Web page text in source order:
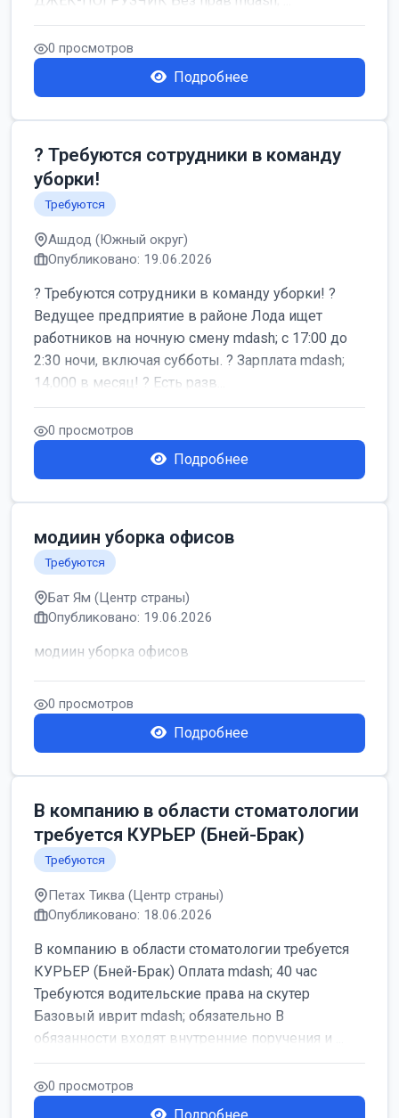
0 просмотров
Подробнее
? Требуются сотрудники в команду
уборки!
Требуются
Ашдод (Южный округ)
Опубликовано: 19.06.2026
? Требуются сотрудники в команду уборки! ?
Ведущее предприятие в районе Лода ищет
работников на ночную смену mdash; с 17:00 до
2:30 ночи, включая субботы. ? Зарплата mdash;
14,000 в месяц! ? Есть разв...
0 просмотров
Подробнее
модиин уборка офисов
Требуются
Бат Ям (Центр страны)
Опубликовано: 19.06.2026
модиин уборка офисов
0 просмотров
Подробнее
В компанию в области стоматологии
требуется КУРЬЕР (Бней-Брак)
Требуются
Петах Тиква (Центр страны)
Опубликовано: 18.06.2026
В компанию в области стоматологии требуется
КУРЬЕР (Бней-Брак) Оплата mdash; 40 час
Требуются водительские права на скутер
Базовый иврит mdash; обязательно В
обязанности входят внутренние поручения и ...
0 просмотров